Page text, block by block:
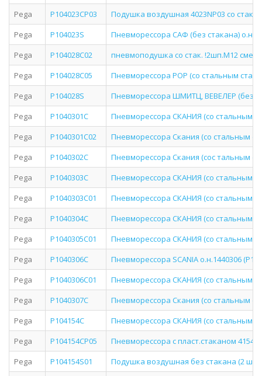
Pega P104023CP03
Подушка воздушная 4023NP03 со
Pega
P104023S
Пневморессора САФ (без стакана) о.н.
Pega
P104028C02
пневмоподушка со стак. !2шп.M12
Pega
P104028C05
Пневморессора РОР (со стальным
Pega
P104028S
Пневморессора ШМИТЦ, ВЕВЕЛЕР (без
Pega
P1040301C
Пневморессора СКАНИЯ (со стальным
Pega
P1040301C02
Пневморессора Скания (со стальным
Pega
P1040302C
Пневморессора Скания (сос тальным
Pega
P1040303C
Пневморессора СКАНИЯ (со стальным
Pega
P1040303C01
Пневморессора СКАНИЯ (со стальным
Pega
P1040304C
Пневморессора СКАНИЯ (со стальным
Pega
P1040305C01
Пневморессора СКАНИЯ (со стальным
Pega
P1040306C
Пневморессора SCANIA о.н.1440306
Pega
P1040306C01
Пневморессора СКАНИЯ (со стальным
Pega
P1040307C
Пневморессора Скания (со стальным
Pega
P104154C
Пневморессора СКАНИЯ (со стальным
Pega
P104154CP05
Пневморессора с пласт.стаканом 4154
Pega
P104154S01
Подушка воздушная без стакана (2